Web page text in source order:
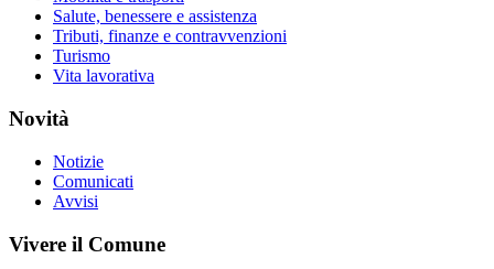
Salute, benessere e assistenza
Tributi, finanze e contravvenzioni
Turismo
Vita lavorativa
Novità
Notizie
Comunicati
Avvisi
Vivere il Comune